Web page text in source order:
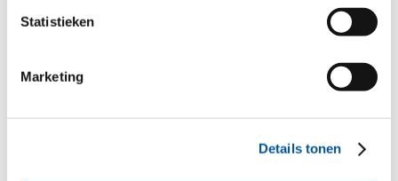
Statistieken
Marketing
Details tonen
Uw bericht